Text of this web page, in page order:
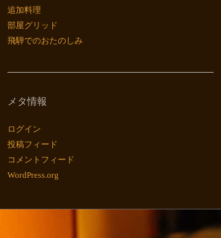
追加料理
部屋グリッド
飛騨でのおたのしみ
メタ情報
ログイン
投稿フィード
コメントフィード
WordPress.org